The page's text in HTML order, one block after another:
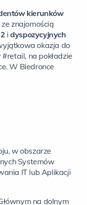
kierunków
ze znajomością
idyspozycyjnych
okazja do
na pokładzie
W Biedronce
w obszarze
Systemów
IT lub Aplikacji
na dolnym